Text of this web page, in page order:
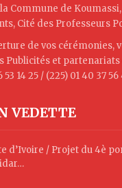
Commune de Koumassi,
Cité des Professeurs
de vos cérémonies,
Publicités et partenariats
53 14 25 / (225) 01 40 37 56
VEDETTE
d’Ivoire / Projet du 4è